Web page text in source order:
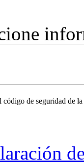
de seguridad de